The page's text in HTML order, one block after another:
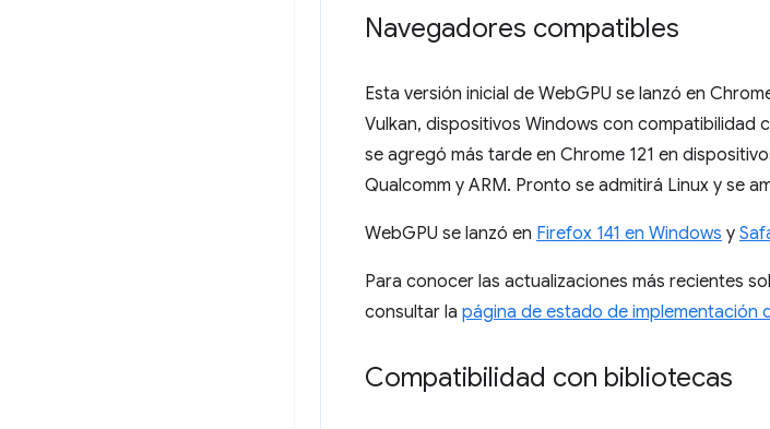
Navegadores compatibles
Esta versión inicial de WebGPU se lanzó en
Vulkan, dispositivos Windows con compatibilidad
se agregó más tarde en Chrome 121 en
Qualcomm y ARM. Pronto se admitirá Linux y se
WebGPU se lanzó en Firefox 141 en Windows y
Para conocer las actualizaciones más recientes
consultar la página de estado de implementación
Compatibilidad con bibliotecas